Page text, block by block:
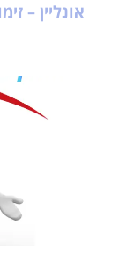
אונליין –